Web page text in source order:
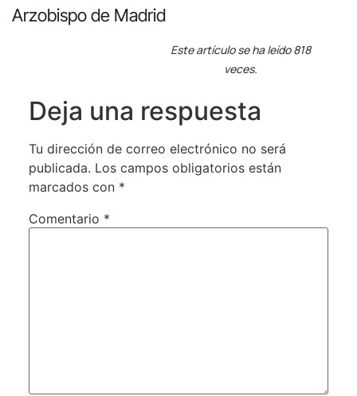
Arzobispo de Madrid
Este artículo se ha leído 818
veces.
Deja una respuesta
Tu dirección de correo electrónico no será
publicada. Los campos obligatorios están
marcados con *
Comentario *